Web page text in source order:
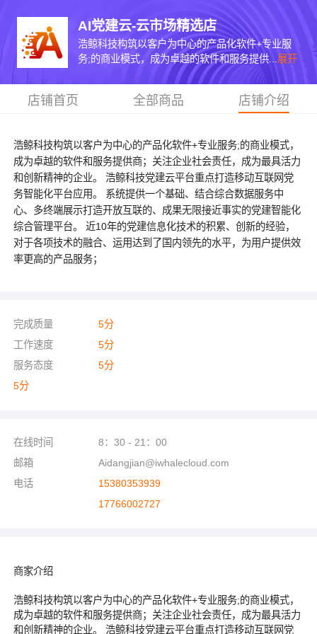
AI党建云-云市场精选店
浩鲸科技构筑以客户为中心的产品化软件+专业服
务;的商业模式，成为卓越的软件和服务提供... 展开
店铺首页 全部商品 店铺介绍
浩鲸科技构筑以客户为中心的产品化软件+专业服务;的商业模式，
成为卓越的软件和服务提供商；关注企业社会责任，成为最具活力
和创新精神的企业。 浩鲸科技党建云平台重点打造移动互联网党
务智能化平台应用。 系统提供一个基础、结合综合数据服务中
心、多终端展示打造开放互联的、成果无限接近事实的党建智能化
综合管理平台。 近10年的党建信息化技术的积累、创新的经验，
对于各项技术的融合、运用达到了国内领先的水平，为用户提供效
率更高的产品服务；
完成质量 5分
工作速度
5分
服务态度
5分
5分
在线时间
8：30 - 21：00
邮箱
Aidangjian@iwhalecloud.com
电话
15380353939
17766002727
商家介绍
浩鲸科技构筑以客户为中心的产品化软件+专业服务;的商业模式，
成为卓越的软件和服务提供商；关注企业社会责任，成为最具活力
和创新精神的企业。 浩鲸科技党建云平台重点打造移动互联网党